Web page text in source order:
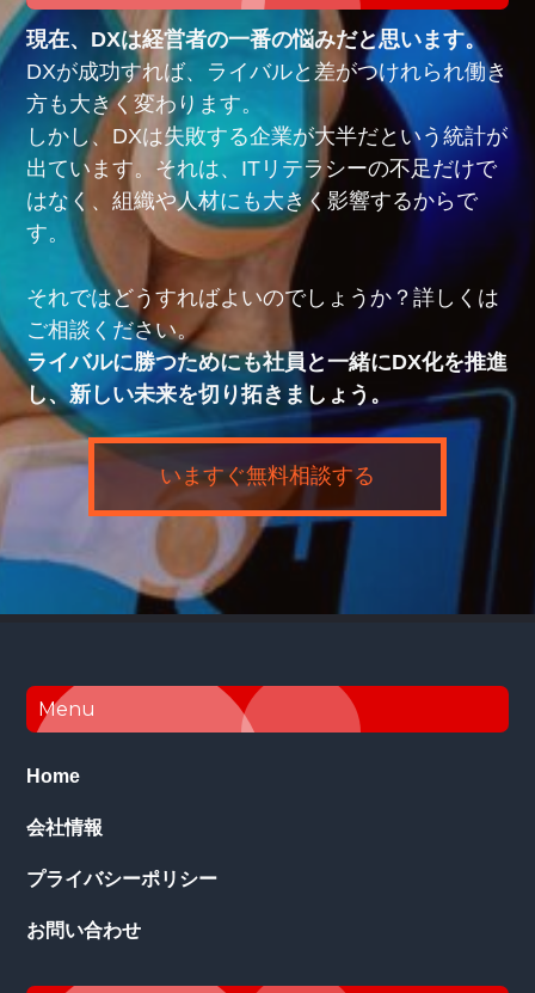
現在、DXは経営者の一番の悩みだと思います。
DXが成功すれば、ライバルと差がつけれられ働き
方も大きく変わります。
しかし、DXは失敗する企業が大半だという統計が
出ています。それは、ITリテラシーの不足だけで
はなく、組織や人材にも大きく影響するからで
す。
それではどうすればよいのでしょうか？詳しくは
ご相談ください。
ライバルに勝つためにも社員と一緒にDX化を推進
し、新しい未来を切り拓きましょう。
いますぐ無料相談する
Footer
Menu
Home
会社情報
プライバシーポリシー
お問い合わせ